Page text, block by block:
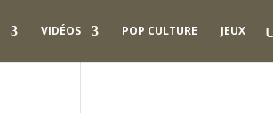
VIDÉOS POP CULTURE JEUX